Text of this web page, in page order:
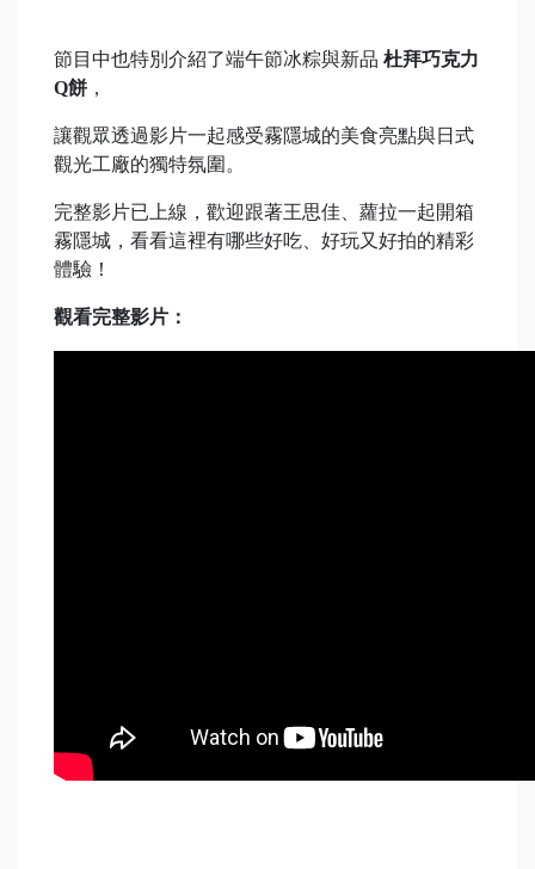
節目中也特別介紹了端午節冰粽與新品 杜拜巧克力
Q餅 ，
讓觀眾透過影片一起感受霧隱城的美食亮點與日式
觀光工廠的獨特氛圍。
完整影片已上線，歡迎跟著王思佳、蘿拉一起開箱
霧隱城，看看這裡有哪些好吃、好玩又好拍的精彩
體驗！
觀看完整影片：